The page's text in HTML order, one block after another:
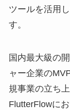
ツールを活用
す。
国内最大級の
ャー企業の
規事業の立ち
FlutterFlowに